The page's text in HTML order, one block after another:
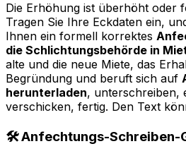
Die Erhöhung ist überhöht oder
Tragen Sie Ihre Eckdaten ein,
Ihnen ein formell korrektes
die Schlichtungsbehörde in
alte und die neue Miete, das
Begründung und beruft sich auf
herunterladen, unterschreiben,
verschicken, fertig. Den Text
🛠️ Anfechtungs-Schreiben-